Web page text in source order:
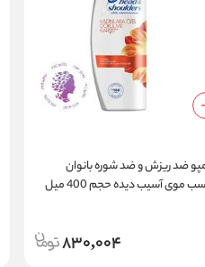
ضد ریزش و ضد شوره بانوان
موی آسیب دیده حجم 400 میل
830,004